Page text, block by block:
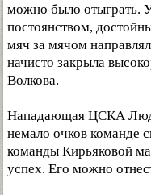
можно было отыграть.
постоянством,
мяч за мячом
начисто закрыла
Волкова.
Нападающая ЦСКА
немало очков команде
команды Кирьяковой
успех. Его можно